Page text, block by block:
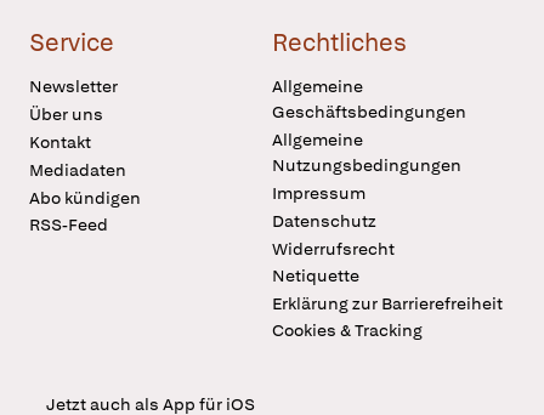
Service
Newsletter
Über uns
Kontakt
Mediadaten
Abo kündigen
RSS-Feed
Rechtliches
Allgemeine
Geschäftsbedingungen
Allgemeine
Nutzungsbedingungen
Impressum
Datenschutz
Widerrufsrecht
Netiquette
Erklärung zur Barrierefreiheit
Cookies & Tracking
Jetzt auch als App für iOS